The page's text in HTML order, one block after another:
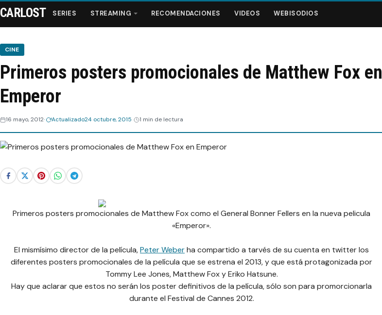
Series
Streaming
Webisodios
CARLOST SERIES STREAMING RECOMENDACIONES VIDEOS WEBISODIOS
CINE
Primeros posters promocionales de Matthew Fox en
Emperor
16 mayo, 2012 Actualizado24 octubre, 2015 1 min de lectura
Primeros posters promocionales de Matthew Fox como el General Bonner Fellers en la nueva pelicula
«Emperor».
El mismísimo director de la película,Peter Weberha compartido a tarvés de su cuenta en twitter los
diferentes posters promocionales de la película que se estrena el 2013, y que está protagonizada por
Tommy Lee Jones, Matthew Fox y Eriko Hatsune.
Hay que aclarar que estos no serán los poster definitivos de la película, sólo son para promorcionarla
durante el Festival de Cannes 2012.